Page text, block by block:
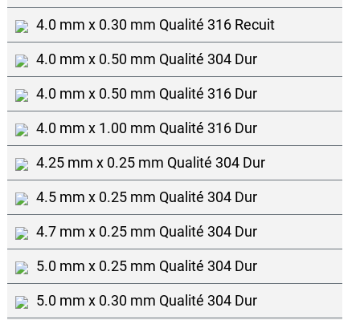
4.0 mm x 0.30 mm Qualité 316 Recuit
4.0 mm x 0.50 mm Qualité 304 Dur
4.0 mm x 0.50 mm Qualité 316 Dur
4.0 mm x 1.00 mm Qualité 316 Dur
4.25 mm x 0.25 mm Qualité 304 Dur
4.5 mm x 0.25 mm Qualité 304 Dur
4.7 mm x 0.25 mm Qualité 304 Dur
5.0 mm x 0.25 mm Qualité 304 Dur
5.0 mm x 0.30 mm Qualité 304 Dur